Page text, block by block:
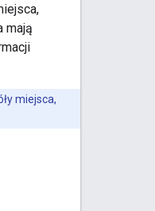
mają
miejsca,